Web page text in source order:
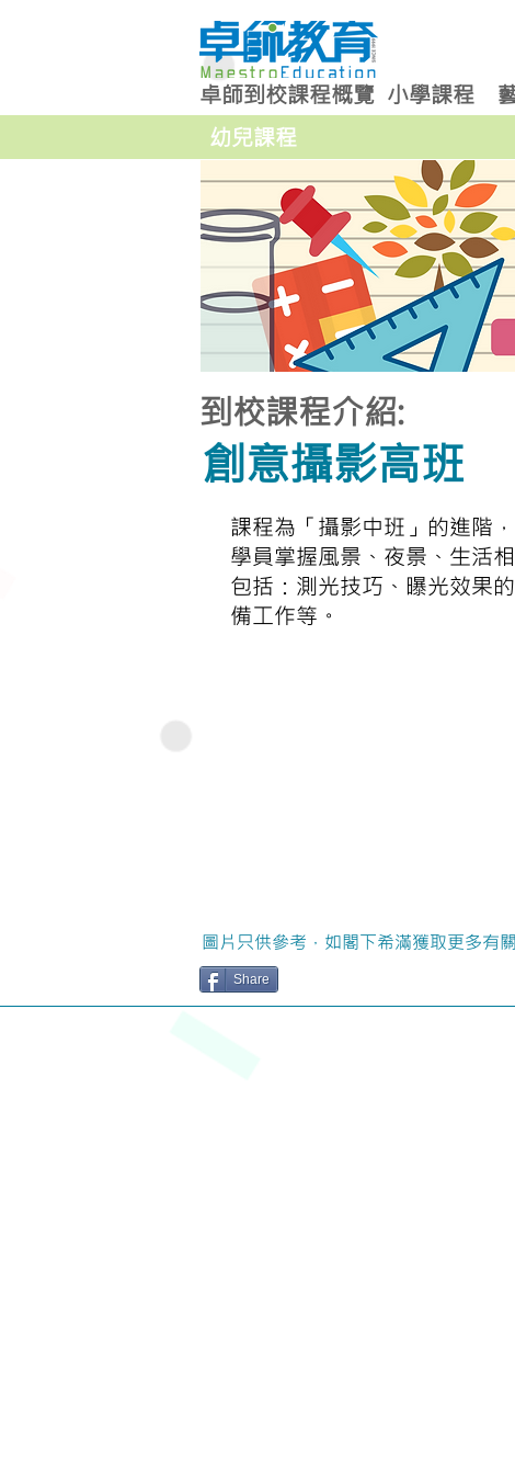
卓師到校課程概覽 小學課程
幼兒課程
到校課程介紹:
創意攝影高班
課程為「攝影中班」的進階
學員掌握風景、夜景、生活
包括：測光技巧、曝光效果
備工作等。
圖片只供參考，如閣下希滿獲取更多有
Share